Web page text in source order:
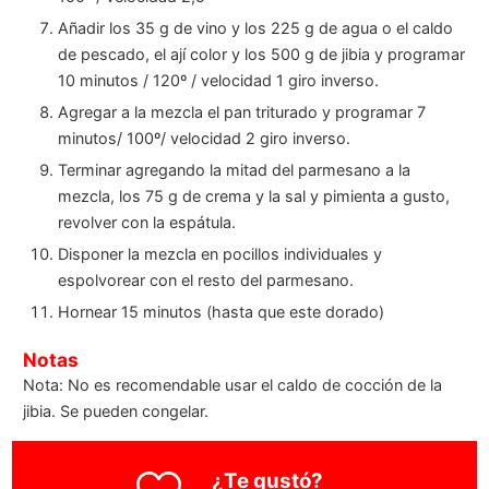
Añadir los 35 g de vino y los 225 g de agua o el caldo
de pescado, el ají color y los 500 g de jibia y programar
10 minutos / 120º / velocidad 1 giro inverso.
Agregar a la mezcla el pan triturado y programar 7
minutos/ 100º/ velocidad 2 giro inverso.
Terminar agregando la mitad del parmesano a la
mezcla, los 75 g de crema y la sal y pimienta a gusto,
revolver con la espátula.
Disponer la mezcla en pocillos individuales y
espolvorear con el resto del parmesano.
Hornear 15 minutos (hasta que este dorado)
Notas
Nota: No es recomendable usar el caldo de cocción de la
jibia. Se pueden congelar.
¿Te gustó?